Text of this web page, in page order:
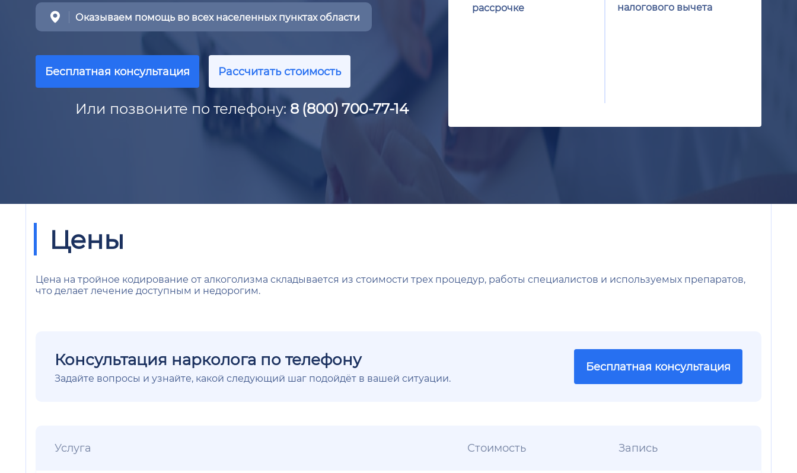
Оказываем помощь во всех населенных пунктах области
Бесплатная консультация Рассчитать стоимость
Или позвоните по телефону: 8 (800) 700-77-14
рассрочке
налогового вычета
Цены
Цена на тройное кодирование от алкоголизма складывается из стоимости трех процедур, работы специалистов и используемых препаратов,
что делает лечение доступным и недорогим.
Консультация нарколога по телефону
Задайте вопросы и узнайте, какой следующий шаг подойдёт в вашей ситуации.
Бесплатная консультация
Услуга Стоимость Запись